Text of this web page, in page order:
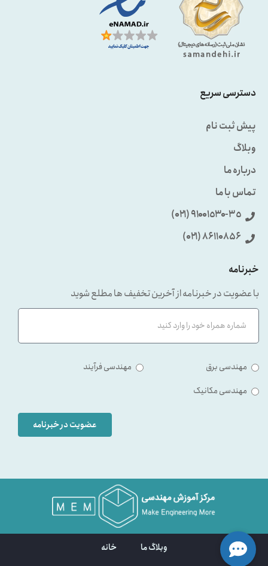
دسترسی سریع
پیش ثبت نام
وبلاگ
درباره ما
تماس با ما
٩۱۰۰۱٥۳۰-۳٥ (۰۲۱)
86110856 (۰۲۱)
خبرنامه
با عضویت در خبرنامه از آخرین تخفیف ها مطلع شوید
مهندسی برق
مهندسی فرآیند
مهندسی مکانیک
عضویت در خبرنامه
وبلاگ ما خانه